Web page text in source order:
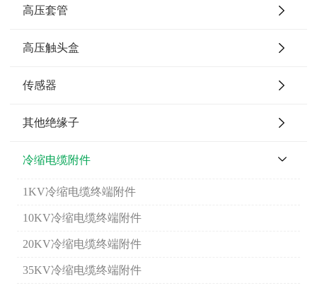
高压套管
高压触头盒
传感器
其他绝缘子
冷缩电缆附件
1KV冷缩电缆终端附件
10KV冷缩电缆终端附件
20KV冷缩电缆终端附件
35KV冷缩电缆终端附件